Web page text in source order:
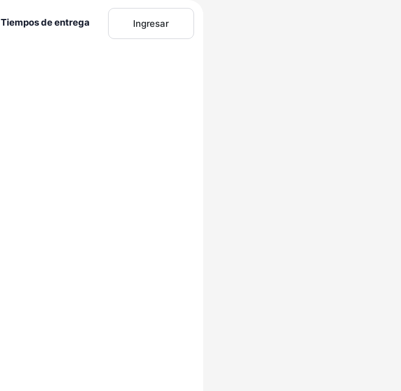
Tiempos de entrega Ingresar